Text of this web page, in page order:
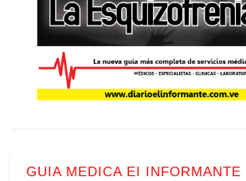
GUIA MEDICA EI INFORMANTE